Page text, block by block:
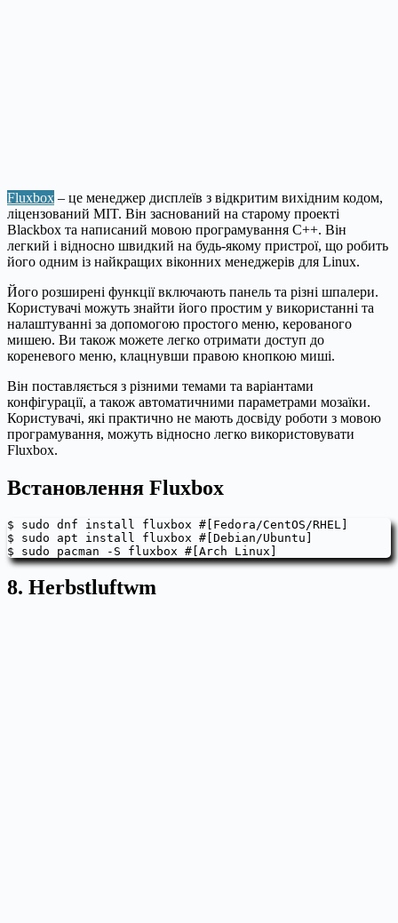
Fluxbox – це менеджер дисплеїв з відкритим вихідним кодом,
ліцензований MIT. Він заснований на старому проекті
Blackbox та написаний мовою програмування C++. Він
легкий і відносно швидкий на будь-якому пристрої, що робить
його одним із найкращих віконних менеджерів для Linux.
Його розширені функції включають панель та різні шпалери.
Користувачі можуть знайти його простим у використанні та
налаштуванні за допомогою простого меню, керованого
мишею. Ви також можете легко отримати доступ до
кореневого меню, клацнувши правою кнопкою миші.
Він поставляється з різними темами та варіантами
конфігурації, а також автоматичними параметрами мозаїки.
Користувачі, які практично не мають досвіду роботи з мовою
програмування, можуть відносно легко використовувати
Fluxbox.
Встановлення Fluxbox
$ sudo dnf install fluxbox #[Fedora/CentOS/RHEL]
$ sudo apt install fluxbox #[Debian/Ubuntu]
$ sudo pacman -S fluxbox #[Arch Linux]
8. Herbstluftwm